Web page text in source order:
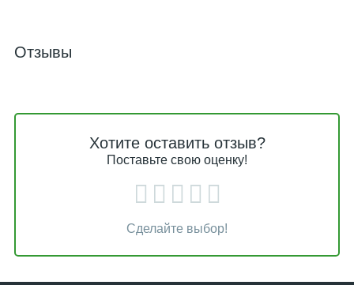
Отзывы
Хотите оставить отзыв?
Поставьте свою оценку!
Сделайте выбор!